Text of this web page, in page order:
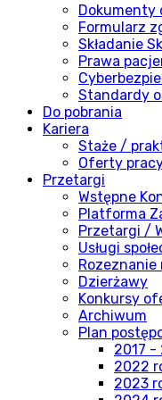
Dokumenty
Formularz
Składanie
Prawa
Standardy
Do pobrania
Kariera
Staże /
Oferty
Przetargi
Wstępne
Platforma
Przetargi /
Usługi
Rozeznanie
Dzierżawy
Konkursy
Archiwum
Plan
2017 -
2022
2023